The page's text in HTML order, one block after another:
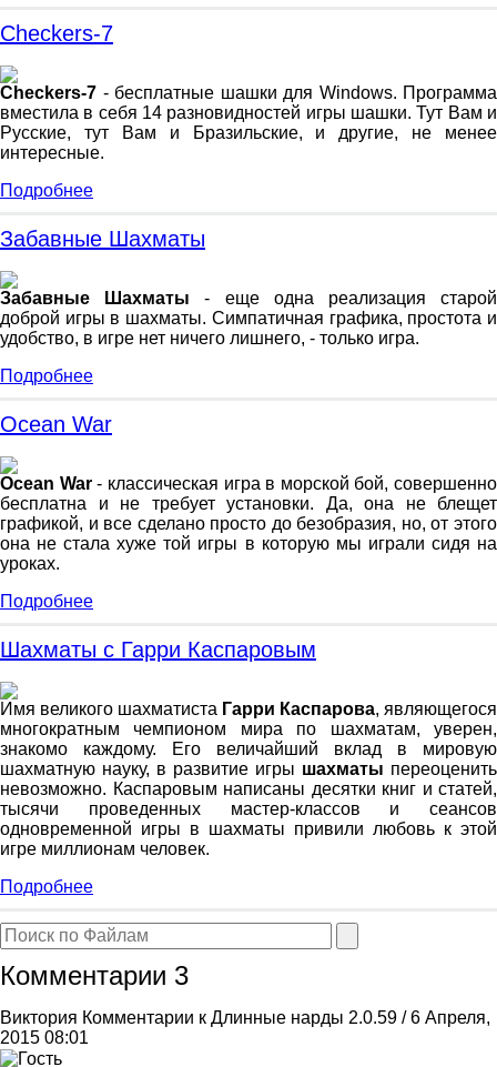
Checkers-7
Checkers-7 - бесплатные шашки для Windows. Программа
вместила в себя 14 разновидностей игры шашки. Тут Вам и
Русские, тут Вам и Бразильские, и другие, не менее
интересные.
Подробнее
Забавные Шахматы
Забавные Шахматы - еще одна реализация старой
доброй игры в шахматы. Симпатичная графика, простота и
удобство, в игре нет ничего лишнего, - только игра.
Подробнее
Ocean War
Ocean War- классическая игра в морской бой, совершенно
бесплатна и не требует установки. Да, она не блещет
графикой, и все сделано просто до безобразия, но, от этого
она не стала хуже той игры в которую мы играли сидя на
уроках.
Подробнее
Шахматы с Гарри Каспаровым
Имя великого шахматиста Гарри Каспарова, являющегося
многократным чемпионом мира по шахматам, уверен,
знакомо каждому. Его величайший вклад в мировую
шахматную науку, в развитие игры шахматы переоценить
невозможно. Каспаровым написаны десятки книг и статей,
тысячи проведенных мастер-классов и сеансов
одновременной игры в шахматы привили любовь к этой
игре миллионам человек.
Подробнее
Комментарии 3
Виктория Комментарии к Длинные нарды 2.0.59 / 6 Апреля,
2015 08:01